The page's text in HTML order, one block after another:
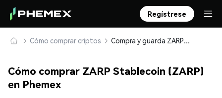
Regístrese
Cómo comprar criptos Compra y guarda ZARP Stablecoin (ZARP) de forma segura
Cómo comprar ZARP Stablecoin (ZARP)
en Phemex